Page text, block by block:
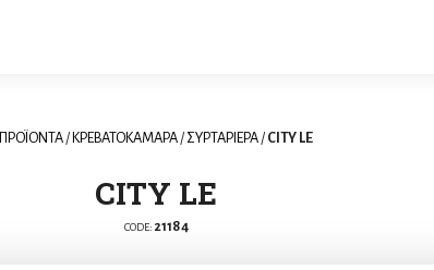
ΠΡΟΪΟΝΤΑ / ΚΡΕΒΑΤΟΚΑΜΑΡΑ / ΣΥΡΤΑΡΙΕΡΑ / CITY LE
CITY LE
CODE: 21184